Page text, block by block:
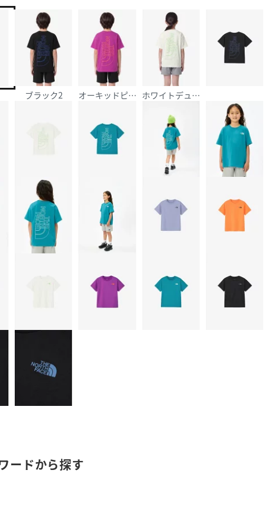
ブラック2 オーキッドピンクホワイトデューン
ードから探す